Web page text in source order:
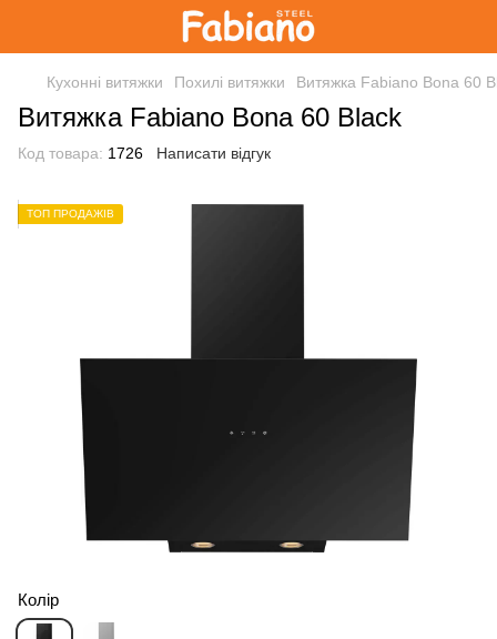
Кухонні витяжки Похилі витяжки Витяжка Fabiano Bona 60
Витяжка Fabiano Bona 60 Black
Код товара: 1726 Написати відгук
ТОП ПРОДАЖІВ
Колір